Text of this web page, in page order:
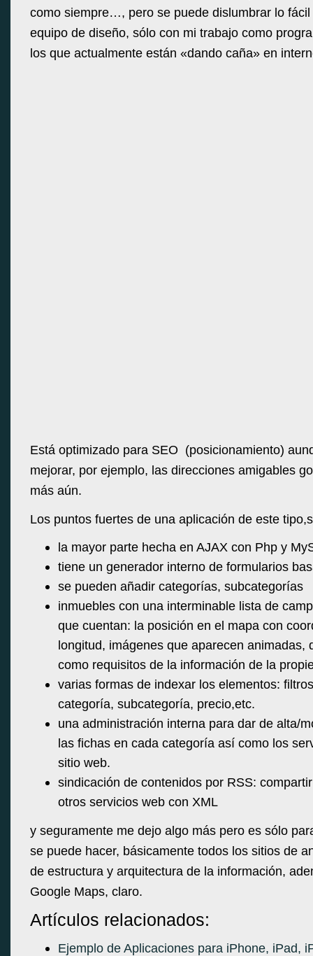
como siempre…, pero se puede dislumbrar lo
equipo de diseño, sólo con mi trabajo como
los que actualmente están «dando caña» en
Está optimizado para SEO (posicionamiento)
mejorar, por ejemplo, las direcciones amigables
más aún.
Los puntos fuertes de una aplicación de este
la mayor parte hecha en AJAX con Php y
tiene un generador interno de formularios
se pueden añadir categorías, subcategorías
inmuebles con una interminable lista de
que cuentan: la posición en el mapa con
longitud, imágenes que aparecen animadas,
como requisitos de la información de la
varias formas de indexar los elementos:
categoría, subcategoría, precio,etc.
una administración interna para dar de alta/
las fichas en cada categoría así como los
sitio web.
sindicación de contenidos por RSS:
otros servicios web con XML
y seguramente me dejo algo más pero es sólo
se puede hacer, básicamente todos los sitios de
de estructura y arquitectura de la información,
Google Maps, claro.
Artículos relacionados:
Ejemplo de Aplicaciones para iPhone, iPad,